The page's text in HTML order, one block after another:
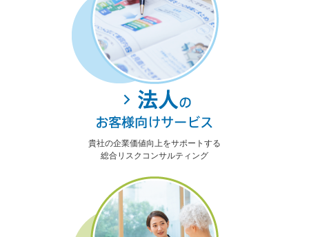
貴社の企業価値向上をサポートする
総合リスクコンサルティング